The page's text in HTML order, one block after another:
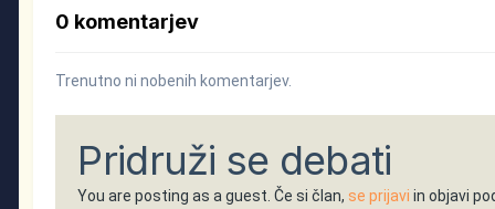
0 komentarjev
Trenutno ni nobenih komentarjev.
Pridruži se debati
You are posting as a guest. Če si član, se prijavi in objavi